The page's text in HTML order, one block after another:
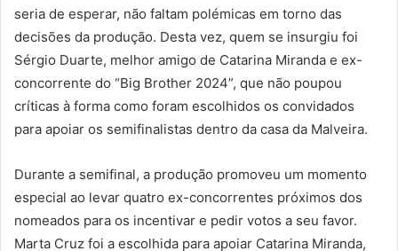
seria de esperar, não faltam polémicas em torno das
decisões da produção. Desta vez, quem se insurgiu foi
Sérgio Duarte, melhor amigo de Catarina Miranda e ex-
concorrente do “Big Brother 2024”, que não poupou
críticas à forma como foram escolhidos os convidados
para apoiar os semifinalistas dentro da casa da Malveira.
Durante a semifinal, a produção promoveu um momento
especial ao levar quatro ex-concorrentes próximos dos
nomeados para os incentivar e pedir votos a seu favor.
Marta Cruz foi a escolhida para apoiar Catarina Miranda,